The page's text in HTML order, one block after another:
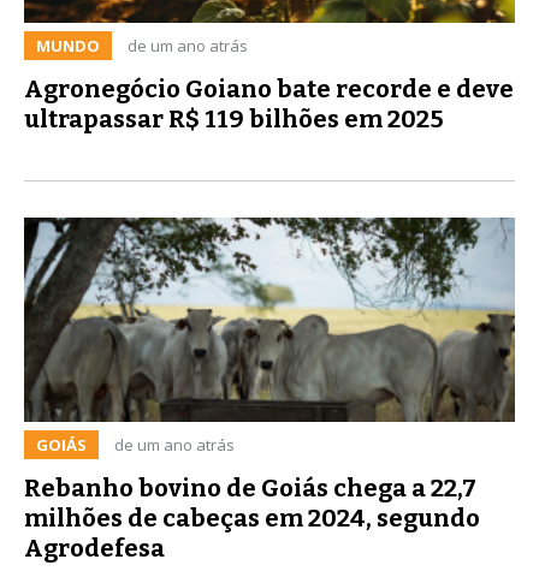
MUNDO de um ano atrás
Agronegócio Goiano bate recorde e deve
ultrapassar R$ 119 bilhões em 2025
GOIÁS de um ano atrás
Rebanho bovino de Goiás chega a 22,7
milhões de cabeças em 2024, segundo
Agrodefesa